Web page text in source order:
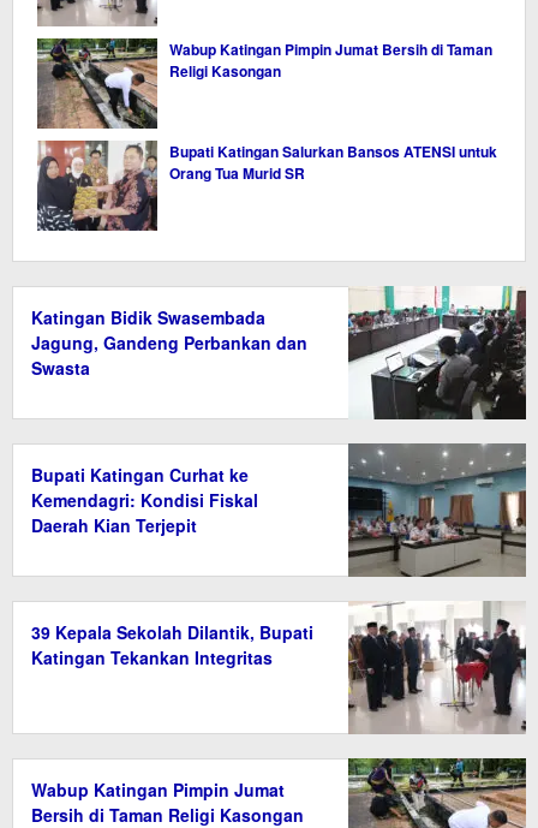
Wabup Katingan Pimpin Jumat Bersih di Taman
Religi Kasongan
Bupati Katingan Salurkan Bansos ATENSI untuk
Orang Tua Murid SR
Katingan Bidik Swasembada
Jagung, Gandeng Perbankan dan
Swasta
Bupati Katingan Curhat ke
Kemendagri: Kondisi Fiskal
Daerah Kian Terjepit
39 Kepala Sekolah Dilantik, Bupati
Katingan Tekankan Integritas
Wabup Katingan Pimpin Jumat
Bersih di Taman Religi Kasongan